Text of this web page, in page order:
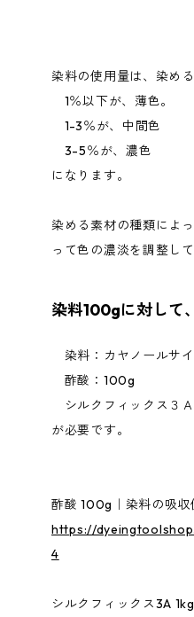
染料の使用量は、染め
1％以下が、薄色。
1-3％が、中間色
3-5％が、濃色
になります。
染める素材の種類によ
って色の濃淡を調整して
染料100gに対して
染料：カヤノールサ
酢酸：100g
シルクフィックス３
が必要です。
酢酸 100g｜染料の吸収
https://
4
シルクフィックス3A